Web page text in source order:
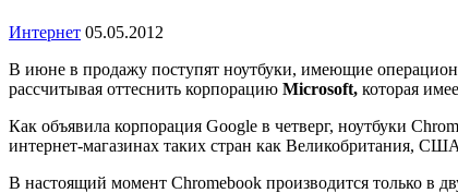
Интернет 05.05.2012
В июне в продажу поступят ноутбуки, имеющие
рассчитывая оттеснить корпорацию Microsoft, которая
Как объявила корпорация Google в четверг, ноутбуки
интернет-магазинах таких стран как Великобритания,
В настоящий момент Chromebook производится только в